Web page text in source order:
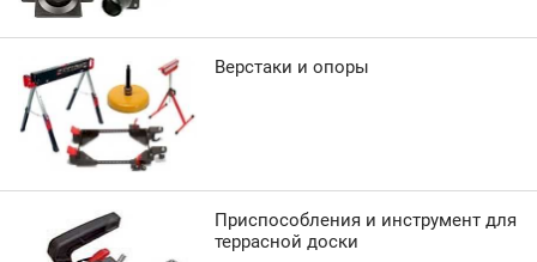
Верстаки и опоры
Приспособления и инструмент для
террасной доски